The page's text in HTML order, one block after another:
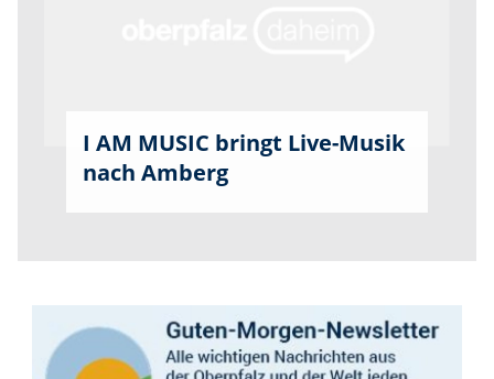
I AM MUSIC bringt Live-Musik
nach Amberg